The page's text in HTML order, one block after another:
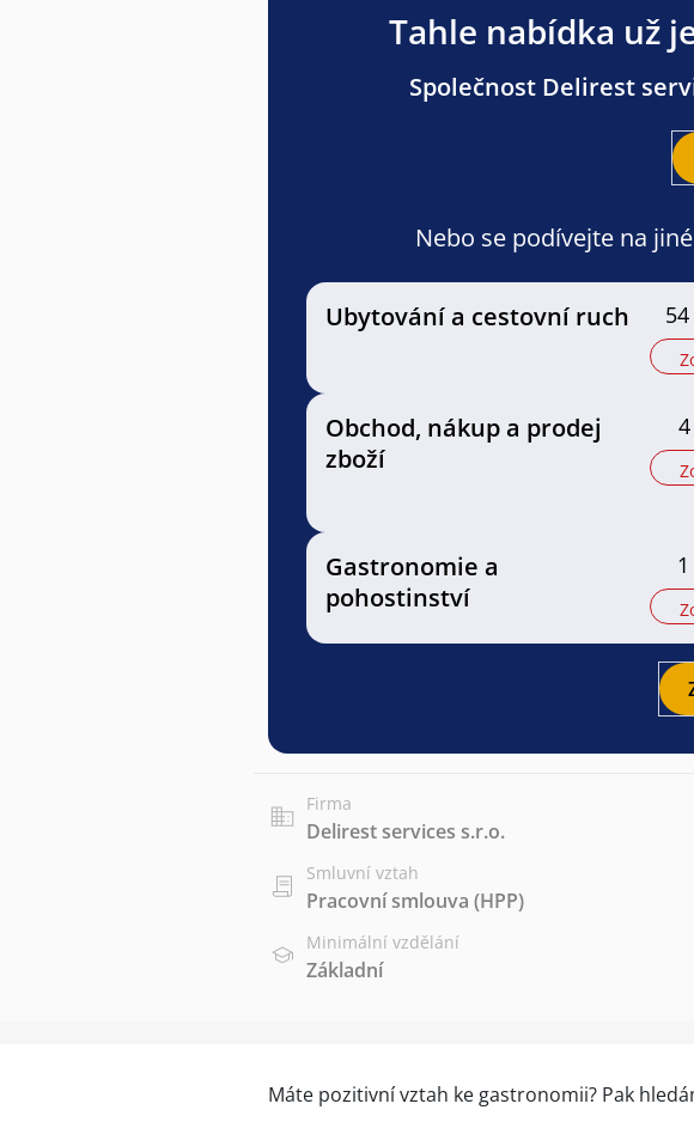
Tahle nabídka už
Společnost Delirest
Nebo se podívejte na
Ubytování a cestovní ruch
Obchod, nákup a prodej
zboží
Gastronomie a
pohostinství
Firma
Delirest services s.r.o.
Smluvní vztah
Pracovní smlouva (HPP)
Minimální vzdělání
Základní
Máte pozitivní vztah ke gastronomii? Pak